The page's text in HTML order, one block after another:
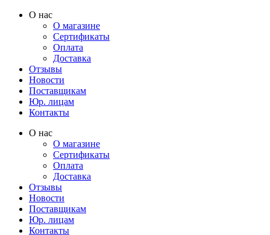
Перейти
содержимому
О нас
О магазине
Сертификаты
Оплата
Доставка
Отзывы
Новости
Поставщикам
Юр. лицам
Контакты
О нас
О магазине
Сертификаты
Оплата
Доставка
Отзывы
Новости
Поставщикам
Юр. лицам
Контакты